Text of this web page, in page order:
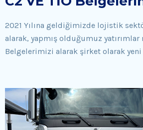
2021 Yılına geldiğimizde lojistik
alarak, yapmış olduğumuz yatırımlar
Belgelerimizi alarak şirket olarak yeni